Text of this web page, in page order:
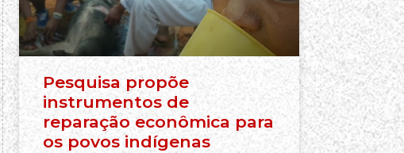
Pesquisa propõe
instrumentos de
reparação econômica para
os povos indígenas